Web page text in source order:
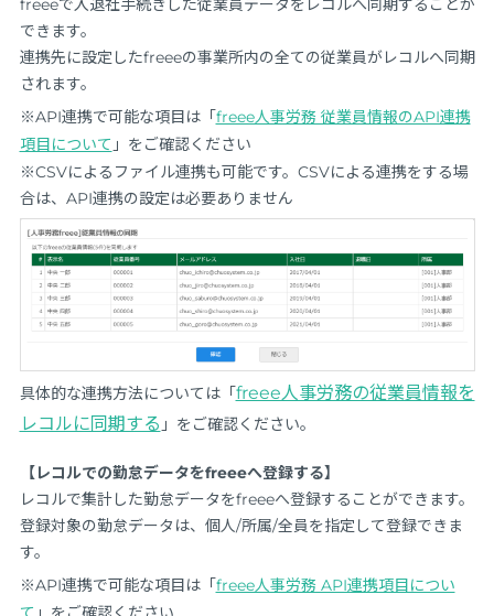
freeeで入退社手続きした従業員データをレコルへ同期することが
できます。
連携先に設定したfreeeの事業所内の全ての従業員がレコルへ同期
されます。
※API連携で可能な項目は「 freee人事労務 従業員情報のAPI連携
項目について 」をご確認ください
※CSVによるファイル連携も可能です。CSVによる連携をする場
合は、API連携の設定は必要ありません
具体的な連携方法については「freee人事労務の従業員情報を
レコルに同期する 」をご確認ください。
【レコルでの勤怠データをfreeeへ登録する】
レコルで集計した勤怠データをfreeeへ登録することができます。
登録対象の勤怠データは、個人/所属/全員を指定して登録できま
す。
※API連携で可能な項目は「freee人事労務 API連携項目につい